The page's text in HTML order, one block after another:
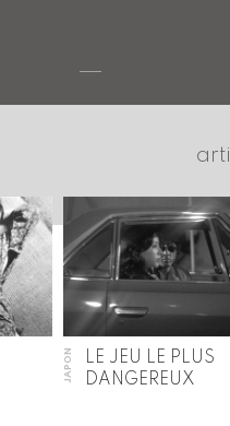
JAPON
LE JEU LE PLUS
DANGEREUX